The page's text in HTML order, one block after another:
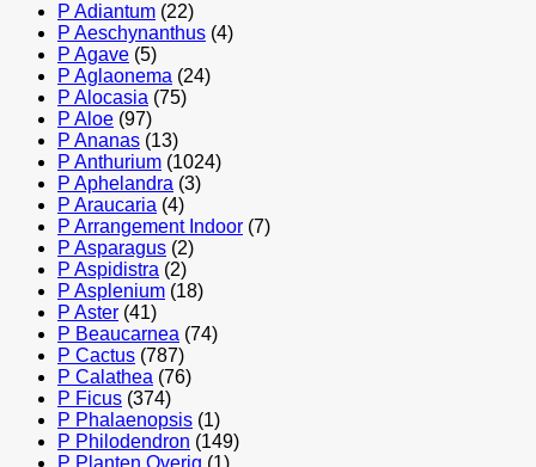
P Adiantum (22)
P Aeschynanthus (4)
P Agave (5)
P Aglaonema (24)
P Alocasia (75)
P Aloe (97)
P Ananas (13)
P Anthurium (1024)
P Aphelandra (3)
P Araucaria (4)
P Arrangement Indoor (7)
P Asparagus (2)
P Aspidistra (2)
P Asplenium (18)
P Aster (41)
P Beaucarnea (74)
P Cactus (787)
P Calathea (76)
P Ficus (374)
P Phalaenopsis (1)
P Philodendron (149)
P Planten Overig (1)